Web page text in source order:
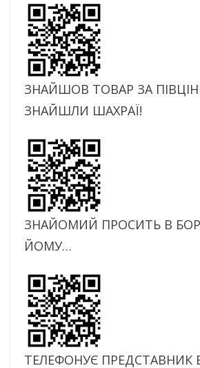
ЗНАЙШОВ ТОВАР ЗА
ЗНАЙШЛИ ШАХРАЇ!
ЗНАЙОМИЙ ПРОСИТЬ В
ЙОМУ…
ТЕЛЕФОНУЄ ПРЕДСТАВНИК